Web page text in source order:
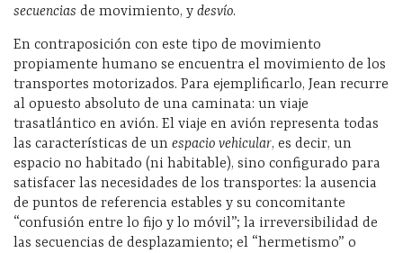
secuencias de movimiento, y desvío.
En contraposición con este tipo de movimiento
propiamente humano se encuentra el movimiento de los
transportes motorizados. Para ejemplificarlo, Jean recurre
al opuesto absoluto de una caminata: un viaje
trasatlántico en avión. El viaje en avión representa todas
las características de un espacio vehicular, es decir, un
espacio no habitado (ni habitable), sino configurado para
satisfacer las necesidades de los transportes: la ausencia
de puntos de referencia estables y su concomitante
“confusión entre lo fijo y lo móvil”; la irreversibilidad de
las secuencias de desplazamiento; el “hermetismo” o